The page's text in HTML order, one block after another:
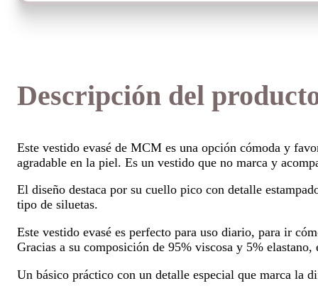
Descripción del
Este vestido evasé de MCM es una opción cómoda y
agradable en la piel. Es un vestido que no marca y
El diseño destaca por su cuello pico con detalle
tipo de siluetas.
Este vestido evasé es perfecto para uso diario, para ir
Gracias a su composición de 95% viscosa y 5%
Un básico práctico con un detalle especial que marca la